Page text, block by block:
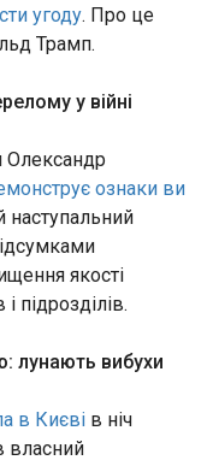
складає
Фарадж,
партію
Сполучене
заявив про
від місця в
своєму окрузі.
охорони
ще можуть
угоду. Про це
Трамп.
у війні
Олександр
ознаки ви
наступальний
якості
підрозділів.
лунають вибухи
в Києві в ніч
власний